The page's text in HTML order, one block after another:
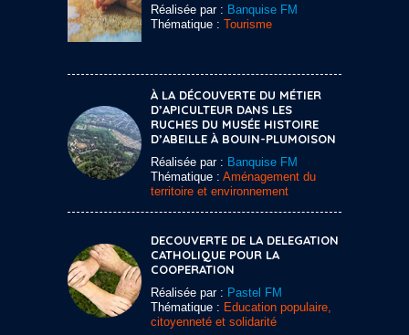
Réalisée par : Banquise FM
Thématique : Tourisme
À LA DÉCOUVERTE DU MÉTIER
D’APICULTEUR DANS LES
RUCHES DU MUSÉE HISTOIRE
D’ABEILLE À BOUIN-PLUMOISON
Réalisée par : Banquise FM
Thématique : Aménagement du
territoire et environnement
DECOUVERTE DE LA DELEGATION
CATHOLIQUE POUR LA
COOPERATION
Réalisée par : Pastel FM
Thématique : Education populaire,
citoyenneté et solidarité